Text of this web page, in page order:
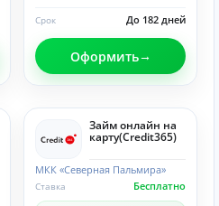
До 182 дней
Срок
Оформить
Займ онлайн на
карту(Credit365)
МКК «Северная Пальмира»
Бесплатно
Ставка